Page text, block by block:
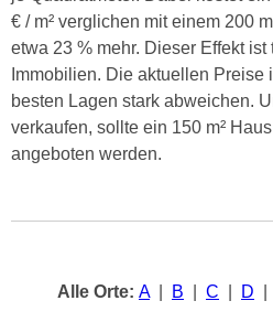
€ / m² verglichen mit einem 200
etwa 23 % mehr. Dieser Effekt
Immobilien. Die aktuellen
besten Lagen stark abweichen.
verkaufen, sollte ein 150 m²
angeboten werden.
Alle Orte: A| B C D